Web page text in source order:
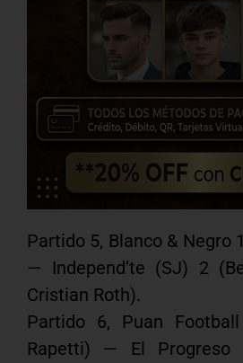
Partido 5, Blanco & Negro
— Independ’te (SJ) 2
Cristian Roth).
Partido 6, Puan
Rapetti) — El Progreso